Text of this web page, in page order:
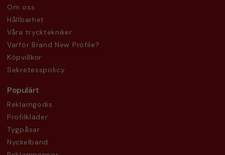
Om oss
Hållbarhet
Våra trycktekniker
Varför Brand New Profile?
Köpvillkor
Sekretesspolicy
Populärt
Reklamgodis
Profilkläder
Tygpåsar
Nyckelband